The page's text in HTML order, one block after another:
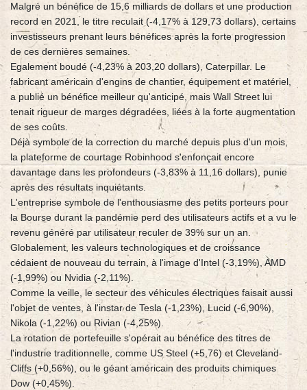
Malgré un bénéfice de 15,6 milliards de dollars et une production
record en 2021, le titre reculait (-4,17% à 129,73 dollars), certains
investisseurs prenant leurs bénéfices après la forte progression
de ces dernières semaines.
Egalement boudé (-4,23% à 203,20 dollars), Caterpillar. Le
fabricant américain d'engins de chantier, équipement et matériel,
a publié un bénéfice meilleur qu'anticipé, mais Wall Street lui
tenait rigueur de marges dégradées, liées à la forte augmentation
de ses coûts.
Déjà symbole de la correction du marché depuis plus d'un mois,
la plateforme de courtage Robinhood s'enfonçait encore
davantage dans les profondeurs (-3,83% à 11,16 dollars), punie
après des résultats inquiétants.
L'entreprise symbole de l'enthousiasme des petits porteurs pour
la Bourse durant la pandémie perd des utilisateurs actifs et a vu le
revenu généré par utilisateur reculer de 39% sur un an.
Globalement, les valeurs technologiques et de croissance
cédaient de nouveau du terrain, à l'image d'Intel (-3,19%), AMD
(-1,99%) ou Nvidia (-2,11%).
Comme la veille, le secteur des véhicules électriques faisait aussi
l'objet de ventes, à l'instar de Tesla (-1,23%), Lucid (-6,90%),
Nikola (-1,22%) ou Rivian (-4,25%).
La rotation de portefeuille s'opérait au bénéfice des titres de
l'industrie traditionnelle, comme US Steel (+5,76) et Cleveland-
Cliffs (+0,56%), ou le géant américain des produits chimiques
Dow (+0,45%).